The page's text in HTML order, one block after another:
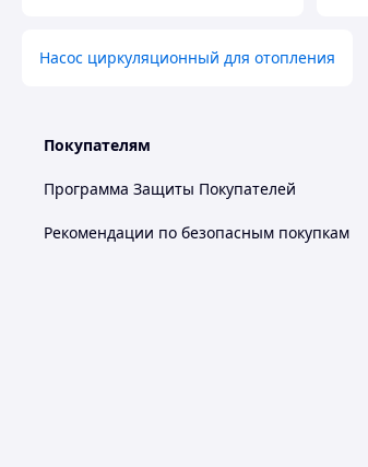
Насос циркуляционный для отопления
Покупателям
Программа Защиты Покупателей
Рекомендации по безопасным покупкам